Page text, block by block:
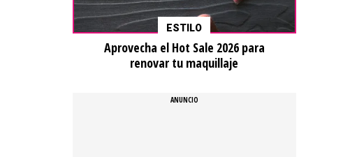
ESTILO
Aprovecha el Hot Sale 2026 para
renovar tu maquillaje